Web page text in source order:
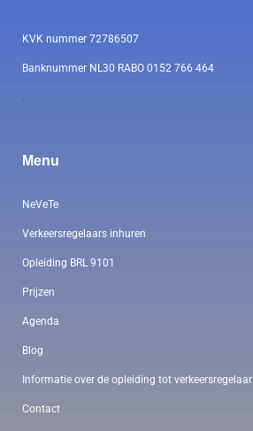
KVK nummer 72786507
Banknummer NL30 RABO 0152 766 464
.
Menu
NeVeTe
Verkeersregelaars inhuren
Opleiding BRL 9101
Prijzen
Agenda
Blog
Informatie over de opleiding tot verkeersregelaar
Contact